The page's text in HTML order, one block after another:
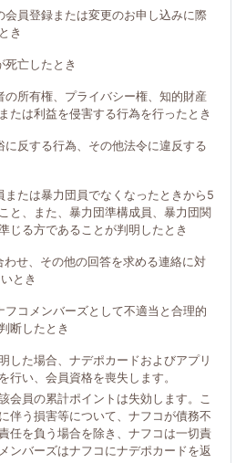
会員登録または変更のお申し込みに際
き
死亡したとき
の所有権、プライバシー権、知的財産
たは利益を侵害する行為を行ったとき
に反する行為、その他法令に違反する
または暴力団員でなくなったときから5
と、また、暴力団準構成員、暴力団関
じる方であることが判明したとき
わせ、その他の回答を求める連絡に対
とき
フコメンバーズとして不適当と合理的
断したとき
した場合、ナデポカードおよびアプリ
行い、会員資格を喪失します。
会員の累計ポイントは失効します。こ
伴う損害等について、ナフコが債務不
任を負う場合を除き、ナフコは一切責
ンバーズはナフコにナデポカードを返